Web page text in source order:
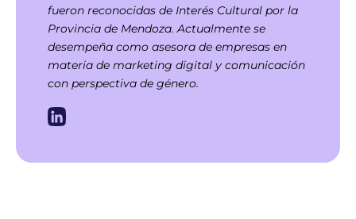
fueron reconocidas de Interés Cultural por la
Provincia de Mendoza. Actualmente se
desempeña como asesora de empresas en
materia de marketing digital y comunicación
con perspectiva de género.